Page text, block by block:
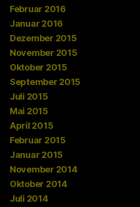
Februar 2016
Januar 2016
Dezember 2015
November 2015
Oktober 2015
September 2015
Juli 2015
Mai 2015
April 2015
Februar 2015
Januar 2015
November 2014
Oktober 2014
Juli 2014